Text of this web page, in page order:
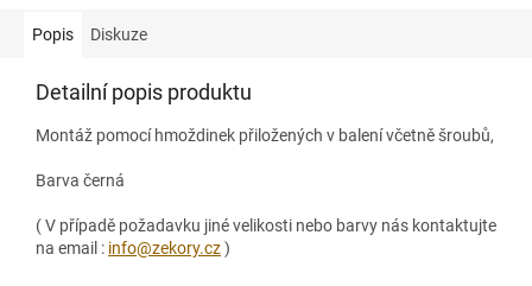
Popis Diskuze
Detailní popis produktu
Montáž pomocí hmoždinek přiložených v balení včetně šroubů,
Barva černá
( V případě požadavku jiné velikosti nebo barvy nás kontaktujte
na email : info@zekory.cz)